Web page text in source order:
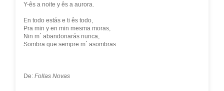
Y-ês a noite y ês a aurora.
En todo estás e ti ês todo,
Pra min y en min mesma moras,
Nin m´ abandonarás nunca,
Sombra que sempre m´ asombras.
De: Follas Novas